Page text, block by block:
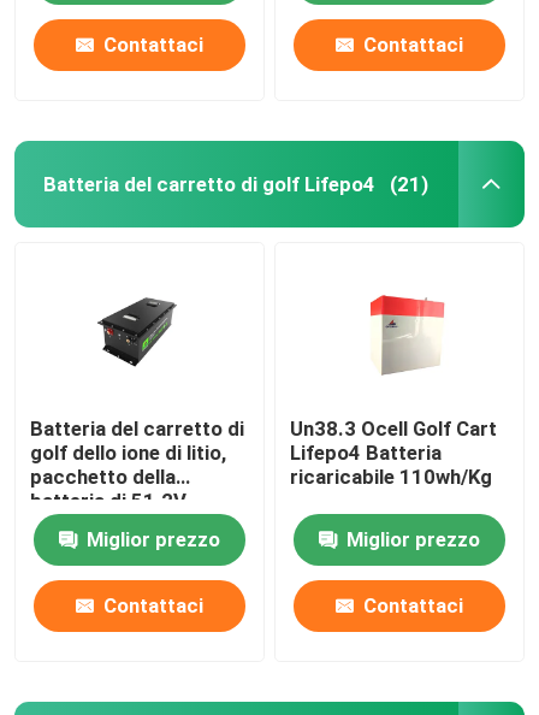
Contattaci Contattaci
Batteria del carretto di golf Lifepo4 (21)
Batteria del carretto di
golf dello ione di litio,
pacchetto della
batteria di 51.2V
105Ah LiFePo4
Miglior prezzo
Contattaci
Un38.3 Ocell Golf Cart
Lifepo4 Batteria
ricaricabile 110wh/Kg
Miglior prezzo
Contattaci